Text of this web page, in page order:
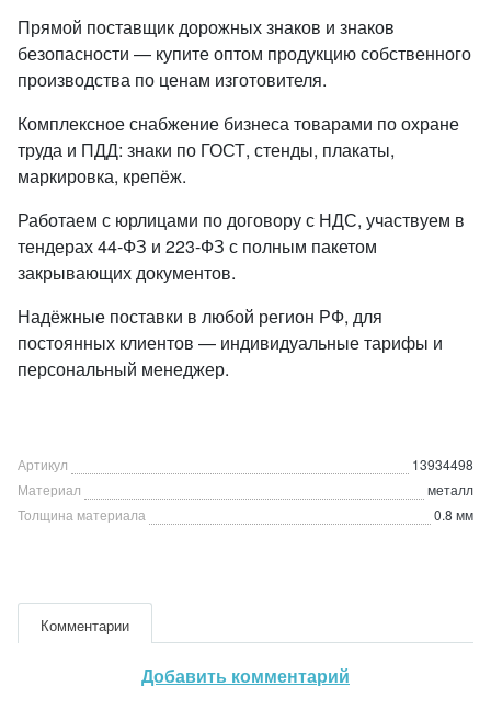
Прямой поставщик дорожных знаков и знаков
безопасности — купите оптом продукцию собственного
производства по ценам изготовителя.
Комплексное снабжение бизнеса товарами по охране
труда и ПДД: знаки по ГОСТ, стенды, плакаты,
маркировка, крепёж.
Работаем с юрлицами по договору с НДС, участвуем в
тендерах 44-ФЗ и 223-ФЗ с полным пакетом
закрывающих документов.
Надёжные поставки в любой регион РФ, для
постоянных клиентов — индивидуальные тарифы и
персональный менеджер.
Артикул
13934498
Материал
металл
Толщина материала
0.8 мм
Комментарии
Добавить комментарий